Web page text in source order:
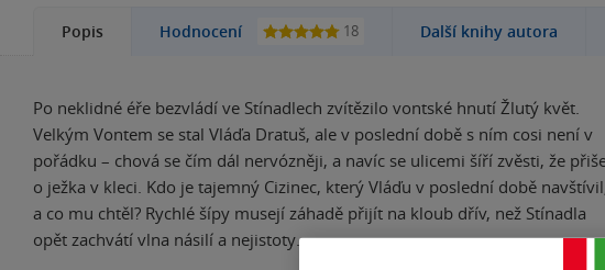
Popis Hodnocení 18 Další knihy autora
Po neklidné éře bezvládí ve Stínadlech zvítězilo vontské hnutí Žlutý květ.
Velkým Vontem se stal Vláďa Dratuš, ale v poslední době s ním cosi není v
pořádku – chová se čím dál nervózněji, a navíc se ulicemi šíří zvěsti, že
o ježka v kleci. Kdo je tajemný Cizinec, který Vláďu v poslední době
a co mu chtěl? Rychlé šípy musejí záhadě přijít na kloub dřív, než Stínadla
opět zachvátí vlna násilí a nejistoty…